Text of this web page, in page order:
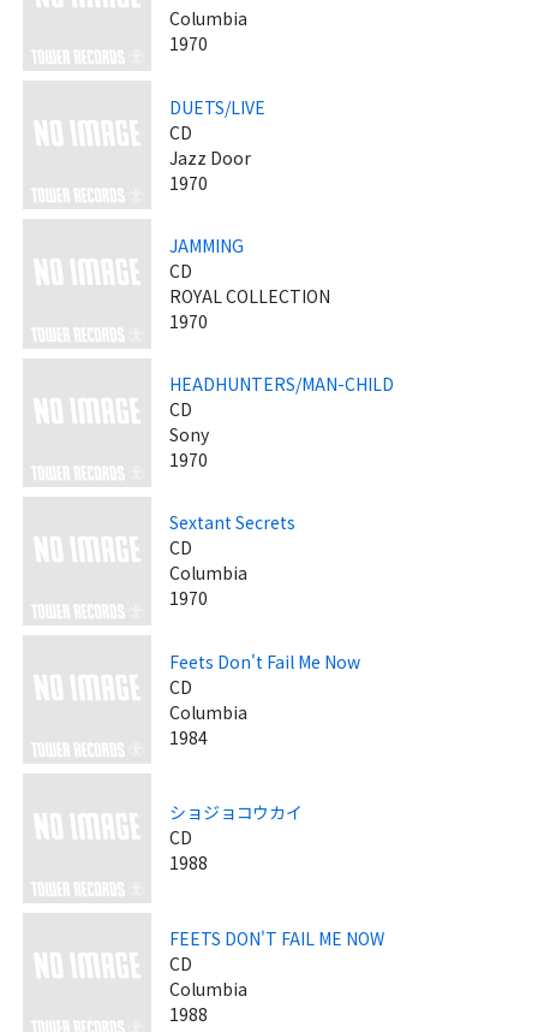
Columbia
1970
DUETS/LIVE
CD
Jazz Door
1970
JAMMING
CD
ROYAL COLLECTION
1970
HEADHUNTERS/MAN-CHILD
CD
Sony
1970
Sextant Secrets
CD
Columbia
1970
Feets Don't Fail Me Now
CD
Columbia
1984
ショジョコウカイ
CD
1988
FEETS DON'T FAIL ME NOW
CD
Columbia
1988